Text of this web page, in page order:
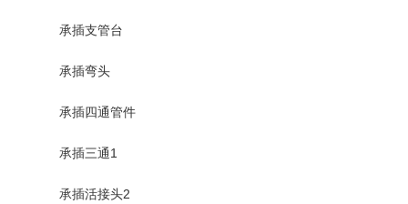
承插支管台
承插弯头
承插四通管件
承插三通1
承插活接头2